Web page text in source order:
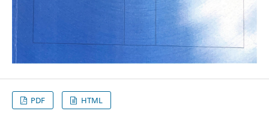
PDF HTML